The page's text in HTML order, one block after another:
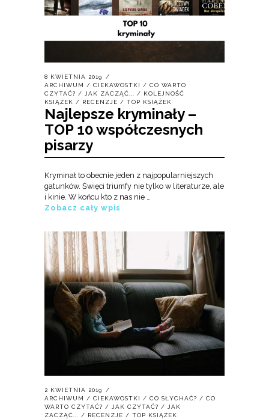
8 KWIETNIA 2019
ARCHIWUM
/ CIEKAWOSTKI / CO WARTO
CZYTAĆ? / JAK ZACZĄĆ... / KOLEJNOŚĆ
KSIĄŻEK / RECENZJE / TOP KSIĄŻEK
Najlepsze kryminały –
TOP 10 współczesnych
pisarzy
Kryminał to obecnie jeden z najpopularniejszych
gatunków. Święci triumfy nie tylko w literaturze, ale
i kinie. W końcu kto z nas nie …
Zobacz cały wpis
2 KWIETNIA 2019
ARCHIWUM
/ CIEKAWOSTKI / CO SŁYCHAĆ? / CO
WARTO CZYTAĆ? / JAK CZYTAĆ? /
JAK
ZACZĄĆ...
/ RECENZJE / TOP KSIĄŻEK